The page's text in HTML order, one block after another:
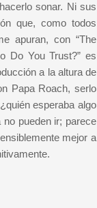
sonar. Ni sus
que, como todos
apuran, con “The
Do You Trust?” es
a la altura de
Papa Roach, serlo
esperaba algo
no pueden ir; parece
mejor a